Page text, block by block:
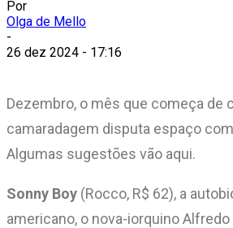
Por
Olga de Mello
-
26 dez 2024 - 17:16
Dezembro, o mês que começa de
camaradagem disputa espaço
Algumas sugestões vão aqui.
Sonny Boy (Rocco, R$ 62), a
americano, o nova-iorquino